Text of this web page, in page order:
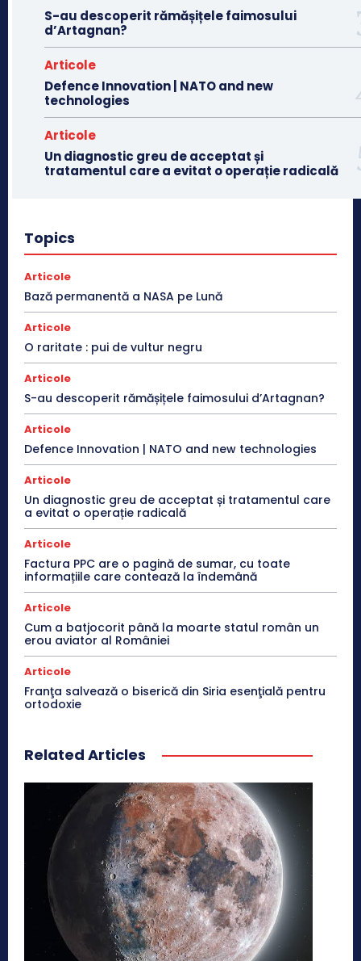
S-au descoperit rămășițele faimosului
d’Artagnan?
Articole
Defence Innovation | NATO and new
technologies
Articole
Un diagnostic greu de acceptat și
tratamentul care a evitat o operație radicală
Topics
Articole
Bază permanentă a NASA pe Lună
Articole
O raritate : pui de vultur negru
Articole
S-au descoperit rămășițele faimosului d’Artagnan?
Articole
Defence Innovation | NATO and new technologies
Articole
Un diagnostic greu de acceptat și tratamentul care
a evitat o operație radicală
Articole
Factura PPC are o pagină de sumar, cu toate
informațiile care contează la îndemână
Articole
Cum a batjocorit până la moarte statul român un
erou aviator al României
Articole
Franţa salvează o biserică din Siria esenţială pentru
ortodoxie
Related Articles